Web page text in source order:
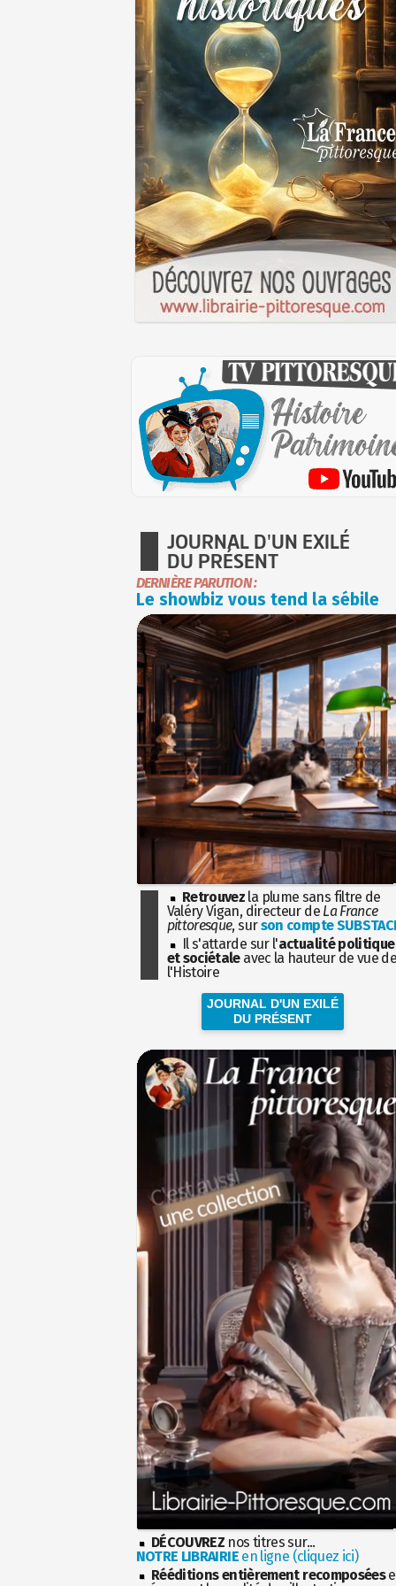
JOURNAL D'UN EXILÉ
DU PRÉSENT
DERNIÈRE PARUTION :
Le showbiz vous tend la sébile
Retrouvez la plume sans filtre de
Valéry Vigan, directeur de La France
pittoresque, surson compte
Il s'attarde sur l'actualité politique
et sociétaleavec la hauteur de vue
l'Histoire
JOURNAL D'UN EXILÉ
DU PRÉSENT
DÉCOUVREZ nos titres sur...
NOTRE LIBRAIRIEen ligne (cliquez ici)
Rééditions entièrement recomposées